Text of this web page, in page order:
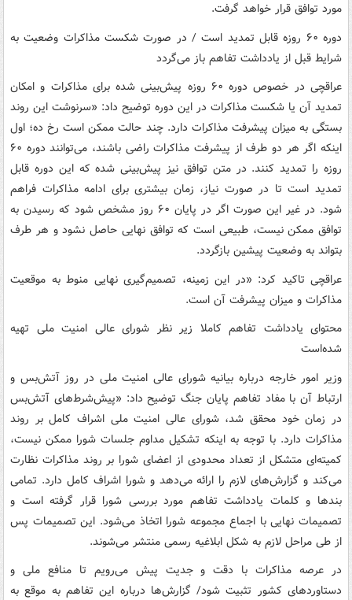
مورد توافق قرار خواهد گرفت.
دوره ۶۰ روزه قابل تمدید است / در صورت شکست مذاکرات وضعیت به
شرایط قبل از یادداشت تفاهم باز می‌گردد
عراقچی در خصوص دوره ۶۰ روزه پیش‌بینی شده برای مذاکرات و امکان
تمدید آن یا شکست مذاکرات در این دوره توضیح داد: «سرنوشت این روند
بستگی به میزان پیشرفت مذاکرات دارد. چند حالت ممکن است رخ ده؛ اول
اینکه اگر هر دو طرف از پیشرفت مذاکرات راضی باشند، می‌توانند دوره ۶۰
روزه را تمدید کنند. در متن توافق نیز پیش‌بینی شده که این دوره قابل
تمدید است تا در صورت نیاز، زمان بیشتری برای ادامه مذاکرات فراهم
شود. در غیر این صورت اگر در پایان ۶۰ روز مشخص شود که رسیدن به
توافق ممکن نیست، طبیعی است که توافق نهایی حاصل نشود و هر طرف
بتواند به وضعیت پیشین بازگردد.
عراقچی تاکید کرد: «در این زمینه، تصمیم‌گیری نهایی منوط به موقعیت
مذاکرات و میزان پیشرفت آن است.
محتوای یادداشت تفاهم کاملا زیر نظر شورای عالی امنیت ملی تهیه
شده‌است
وزیر امور خارجه درباره بیانیه شورای عالی امنیت ملی در روز آتش‌بس و
ارتباط آن با مفاد تفاهم پایان جنگ توضیح داد: «پیش‌شرط‌های آتش‌بس
در زمان خود محقق شد، شورای عالی امنیت ملی اشراف کامل بر روند
مذاکرات دارد. با توجه به اینکه تشکیل مداوم جلسات شورا ممکن نیست،
کمیته‌ای متشکل از تعداد محدودی از اعضای شورا بر روند مذاکرات نظارت
می‌کند و گزارش‌های لازم را ارائه می‌دهد و شورا اشراف کامل دارد. تمامی
بندها و کلمات یادداشت تفاهم مورد بررسی شورا قرار گرفته است و
تصمیمات نهایی با اجماع مجموعه شورا اتخاذ می‌شود. این تصمیمات پس
از طی مراحل لازم به شکل ابلاغیه رسمی منتشر می‌شوند.
در عرصه مذاکرات با دقت و جدیت پیش می‌رویم تا منافع ملی و
دستاوردهای کشور تثبیت شود/ گزارش‌ها درباره این تفاهم به موقع به